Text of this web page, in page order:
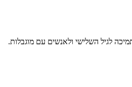
לגיל השלישי ולאנשים עם מוגבלות.